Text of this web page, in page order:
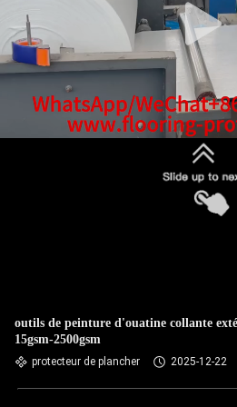
outils de peinture d'ouatine collante
15gsm-2500gsm
protecteur de plancher 2025-12-22